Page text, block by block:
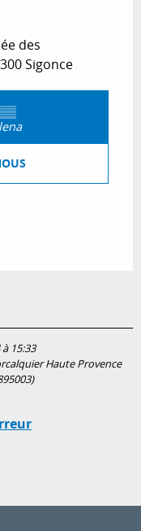
des
Sigonce
▒▒
15:33
Haute Provence
)